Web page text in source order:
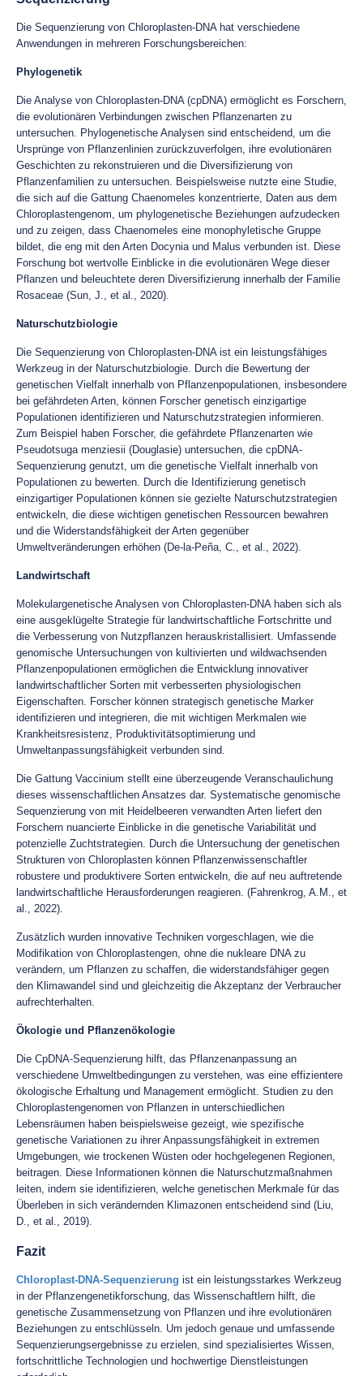
Die Sequenzierung von Chloroplasten-DNA hat verschiedene
Anwendungen in mehreren Forschungsbereichen:
Phylogenetik
Die Analyse von Chloroplasten-DNA (cpDNA) ermöglicht es Forschern,
die evolutionären Verbindungen zwischen Pflanzenarten zu
untersuchen. Phylogenetische Analysen sind entscheidend, um die
Ursprünge von Pflanzenlinien zurückzuverfolgen, ihre evolutionären
Geschichten zu rekonstruieren und die Diversifizierung von
Pflanzenfamilien zu untersuchen. Beispielsweise nutzte eine Studie,
die sich auf die Gattung Chaenomeles konzentrierte, Daten aus dem
Chloroplastengenom, um phylogenetische Beziehungen aufzudecken
und zu zeigen, dass Chaenomeles eine monophyletische Gruppe
bildet, die eng mit den Arten Docynia und Malus verbunden ist. Diese
Forschung bot wertvolle Einblicke in die evolutionären Wege dieser
Pflanzen und beleuchtete deren Diversifizierung innerhalb der Familie
Rosaceae (Sun, J., et al., 2020).
Naturschutzbiologie
Die Sequenzierung von Chloroplasten-DNA ist ein leistungsfähiges
Werkzeug in der Naturschutzbiologie. Durch die Bewertung der
genetischen Vielfalt innerhalb von Pflanzenpopulationen, insbesondere
bei gefährdeten Arten, können Forscher genetisch einzigartige
Populationen identifizieren und Naturschutzstrategien informieren.
Zum Beispiel haben Forscher, die gefährdete Pflanzenarten wie
Pseudotsuga menziesii (Douglasie) untersuchen, die cpDNA-
Sequenzierung genutzt, um die genetische Vielfalt innerhalb von
Populationen zu bewerten. Durch die Identifizierung genetisch
einzigartiger Populationen können sie gezielte Naturschutzstrategien
entwickeln, die diese wichtigen genetischen Ressourcen bewahren
und die Widerstandsfähigkeit der Arten gegenüber
Umweltveränderungen erhöhen (De-la-Peña, C., et al., 2022).
Landwirtschaft
Molekulargenetische Analysen von Chloroplasten-DNA haben sich als
eine ausgeklügelte Strategie für landwirtschaftliche Fortschritte und
die Verbesserung von Nutzpflanzen herauskristallisiert. Umfassende
genomische Untersuchungen von kultivierten und wildwachsenden
Pflanzenpopulationen ermöglichen die Entwicklung innovativer
landwirtschaftlicher Sorten mit verbesserten physiologischen
Eigenschaften. Forscher können strategisch genetische Marker
identifizieren und integrieren, die mit wichtigen Merkmalen wie
Krankheitsresistenz, Produktivitätsoptimierung und
Umweltanpassungsfähigkeit verbunden sind.
Die Gattung Vaccinium stellt eine überzeugende Veranschaulichung
dieses wissenschaftlichen Ansatzes dar. Systematische genomische
Sequenzierung von mit Heidelbeeren verwandten Arten liefert den
Forschern nuancierte Einblicke in die genetische Variabilität und
potenzielle Zuchtstrategien. Durch die Untersuchung der genetischen
Strukturen von Chloroplasten können Pflanzenwissenschaftler
robustere und produktivere Sorten entwickeln, die auf neu auftretende
landwirtschaftliche Herausforderungen reagieren. (Fahrenkrog, A.M., et
al., 2022).
Zusätzlich wurden innovative Techniken vorgeschlagen, wie die
Modifikation von Chloroplastengen, ohne die nukleare DNA zu
verändern, um Pflanzen zu schaffen, die widerstandsfähiger gegen
den Klimawandel sind und gleichzeitig die Akzeptanz der Verbraucher
aufrechterhalten.
Ökologie und Pflanzenökologie
Die CpDNA-Sequenzierung hilft, das Pflanzenanpassung an
verschiedene Umweltbedingungen zu verstehen, was eine effizientere
ökologische Erhaltung und Management ermöglicht. Studien zu den
Chloroplastengenomen von Pflanzen in unterschiedlichen
Lebensräumen haben beispielsweise gezeigt, wie spezifische
genetische Variationen zu ihrer Anpassungsfähigkeit in extremen
Umgebungen, wie trockenen Wüsten oder hochgelegenen Regionen,
beitragen. Diese Informationen können die Naturschutzmaßnahmen
leiten, indem sie identifizieren, welche genetischen Merkmale für das
Überleben in sich verändernden Klimazonen entscheidend sind (Liu,
D., et al., 2019).
Fazit
Chloroplast-DNA-Sequenzierung ist ein leistungsstarkes Werkzeug
in der Pflanzengenetikforschung, das Wissenschaftlern hilft, die
genetische Zusammensetzung von Pflanzen und ihre evolutionären
Beziehungen zu entschlüsseln. Um jedoch genaue und umfassende
Sequenzierungsergebnisse zu erzielen, sind spezialisiertes Wissen,
fortschrittliche Technologien und hochwertige Dienstleistungen